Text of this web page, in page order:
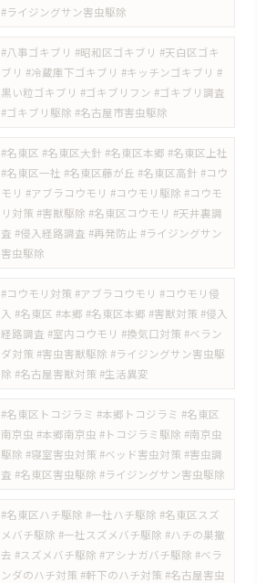
#ライジングサン害虫駆除
#八事ゴキブリ #昭和区ゴキブリ #天白区ゴキ
ブリ #冷蔵庫下ゴキブリ #キッチンゴキブリ #
黒い粒ゴキブリ #ゴキブリフン #ゴキブリ調査
#ゴキブリ駆除 #名古屋市害虫駆除
#名東区 #名東区大針 #名東区本郷 #名東区上社
#名東区一社 #名東区藤が丘 #名東区高針 #コウ
モリ #アブラコウモリ #コウモリ駆除 #コウモ
リ対策 #害獣駆除 #名東区コウモリ #天井裏調
査 #侵入経路調査 #再発防止 #ライジングサン
害虫駆除
#コウモリ対策 #アブラコウモリ #コウモリ侵
入 #名東区 #本郷 #名東区本郷 #害獣対策 #侵入
経路調査 #室内コウモリ #換気口対策 #ベラン
ダ対策 #害虫害獣駆除 #ライジングサン害虫駆
除 #名古屋害獣対策 #生活異変
#名東区トコジラミ #本郷トコジラミ #名東区
南京虫 #本郷南京虫 #トコジラミ駆除 #南京虫
駆除 #寝室害虫対策 #ベッド害虫対策 #害虫調
査 #名東区害虫駆除 #ライジングサン害虫駆除
#名東区ハチ駆除 #一社ハチ駆除 #名東区スズ
メバチ駆除 #一社スズメバチ駆除 #ハチの巣撤
去 #スズメバチ駆除 #アシナガバチ駆除 #ベラ
ンダのハチ対策 #軒下のハチ対策 #名古屋害虫